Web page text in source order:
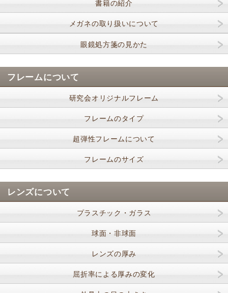
書籍の紹介
メガネの取り扱いについて
眼鏡処方箋の見かた
フレームについて
研究会オリジナルフレーム
フレームのタイプ
超弾性フレームについて
フレームのサイズ
レンズについて
プラスチック・ガラス
球面・非球面
レンズの厚み
屈折率による厚みの変化